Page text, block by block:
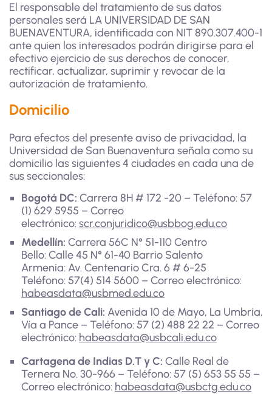
El responsable del tratamiento de sus datos
personales será LA UNIVERSIDAD DE SAN
BUENAVENTURA, identificada con NIT 890.307.400-1
ante quien los interesados podrán dirigirse para el
efectivo ejercicio de sus derechos de conocer,
rectificar, actualizar, suprimir y revocar de la
autorización de tratamiento.
Domicilio
Para efectos del presente aviso de privacidad, la
Universidad de San Buenaventura señala como su
domicilio las siguientes 4 ciudades en cada una de
sus seccionales:
Bogotá DC: Carrera 8H # 172 -20 – Teléfono: 57
(1) 629 5955 – Correo
electrónico:scr.conjuridico@usbbog.edu.co
Medellín: Carrera 56C N° 51-110 Centro
Bello: Calle 45 N° 61-40 Barrio Salento
Armenia: Av. Centenario Cra. 6 # 6-25
Teléfono: 57(4) 514 5600 – Correo electrónico:
habeasdata@usbmed.edu.co
Santiago de Cali: Avenida 10 de Mayo, La Umbría,
Vía a Pance – Teléfono: 57 (2) 488 22 22 – Correo
electrónico: habeasdata@usbcali.edu.co
Cartagena de Indias D.T y C: Calle Real de
Ternera No. 30-966 – Teléfono: 57 (5) 653 55 55 –
Correo electrónico: habeasdata@usbctg.edu.co